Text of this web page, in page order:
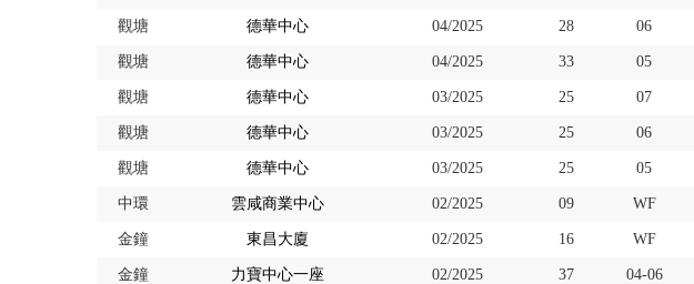
觀塘 德華中心 04/2025 28 06
觀塘 德華中心 04/2025 33 05
觀塘 德華中心 03/2025 25 07
觀塘 德華中心 03/2025 25 06
觀塘 德華中心 03/2025 25 05
中環 雲咸商業中心 02/2025 09 WF
金鐘 東昌大廈 02/2025 16 WF
金鐘 力寶中心一座 02/2025 37 04-06